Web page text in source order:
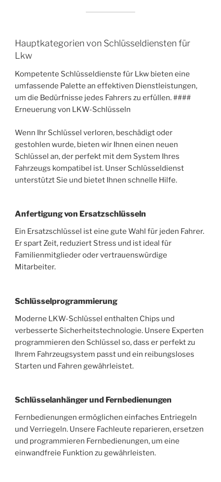
Hauptkategorien von Schlüsseldiensten für
Lkw
Kompetente Schlüsseldienste für Lkw bieten eine
umfassende Palette an effektiven Dienstleistungen,
um die Bedürfnisse jedes Fahrers zu erfüllen. ####
Erneuerung von LKW-Schlüsseln
Wenn Ihr Schlüssel verloren, beschädigt oder
gestohlen wurde, bieten wir Ihnen einen neuen
Schlüssel an, der perfekt mit dem System Ihres
Fahrzeugs kompatibel ist. Unser Schlüsseldienst
unterstützt Sie und bietet Ihnen schnelle Hilfe.
Anfertigung von Ersatzschlüsseln
Ein Ersatzschlüssel ist eine gute Wahl für jeden Fahrer.
Er spart Zeit, reduziert Stress und ist ideal für
Familienmitglieder oder vertrauenswürdige
Mitarbeiter.
Schlüsselprogrammierung
Moderne LKW-Schlüssel enthalten Chips und
verbesserte Sicherheitstechnologie. Unsere Experten
programmieren den Schlüssel so, dass er perfekt zu
Ihrem Fahrzeugsystem passt und ein reibungsloses
Starten und Fahren gewährleistet.
Schlüsselanhänger und Fernbedienungen
Fernbedienungen ermöglichen einfaches Entriegeln
und Verriegeln. Unsere Fachleute reparieren, ersetzen
und programmieren Fernbedienungen, um eine
einwandfreie Funktion zu gewährleisten.